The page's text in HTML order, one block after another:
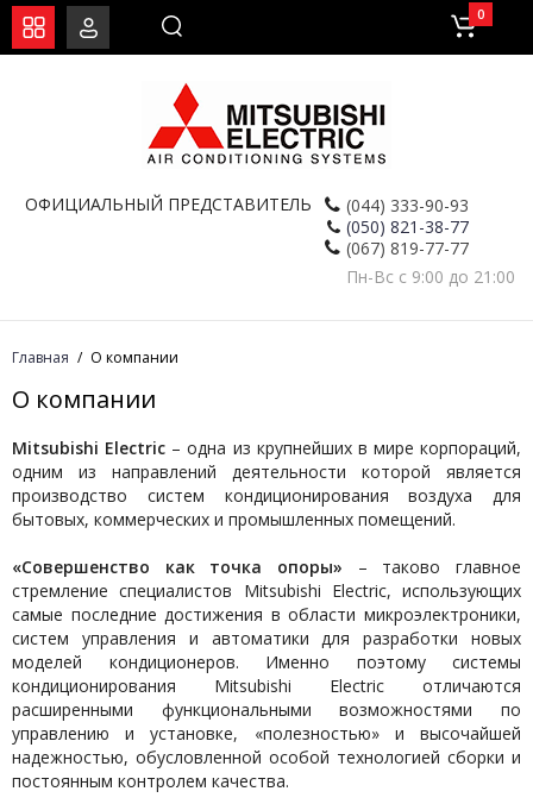
ОФИЦИАЛЬНЫЙ ПРЕДСТАВИТЕЛЬ
(044) 333-90-93
(050) 821-38-77
(067) 819-77-77
Пн-Вс с 9:00 до 21:00
0
Главная О компании
О компании
Mitsubishi Electric – одна из крупнейших в мире корпораций,
одним из направлений деятельности которой является
производство систем кондиционирования воздуха для
бытовых, коммерческих и промышленных помещений.
«Совершенство как точка опоры» – таково главное
стремление специалистов Mitsubishi Electric, использующих
самые последние достижения в области микроэлектроники,
систем управления и автоматики для разработки новых
моделей кондиционеров. Именно поэтому системы
кондиционирования Mitsubishi Electric отличаются
расширенными функциональными возможностями по
управлению и установке, «полезностью» и высочайшей
надежностью, обусловленной особой технологией сборки и
постоянным контролем качества.